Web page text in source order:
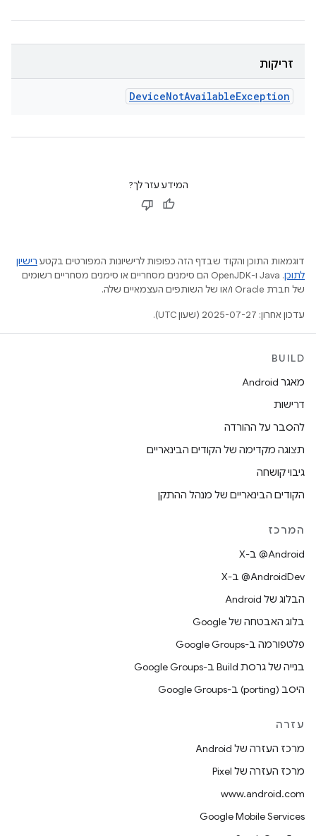
זריקות
DeviceNotAvailableException
המידע עזר לך?
דוגמאות התוכן והקוד שבדף הזה כפופות לרישיונות המפורטים בקטע רישיון
לתוכן
.‏ Java ו-OpenJDK הם סימנים מסחריים או סימנים מסחריים רשומים
של חברת Oracle ו/או של השותפים העצמאיים שלה.
עדכון אחרון: 2025-07-27 (שעון UTC).
BUILD
מאגר Android
דרישות
להסבר על ההורדה
תצוגה מקדימה של הקודים הבינאריים
גיבוי קושחה
הקודים הבינאריים של מנהל ההתקן
המרכז
‫‎@Android ב-X
‫‎@AndroidDev ב-X
הבלוג של Android
בלוג האבטחה של Google
פלטפורמה ב-Google Groups
בנייה של גרסת Build ב-Google Groups
היסב (porting) ב-Google Groups
עזרה
מרכז העזרה של Android
מרכז העזרה של Pixel
www.android.com
Google Mobile Services